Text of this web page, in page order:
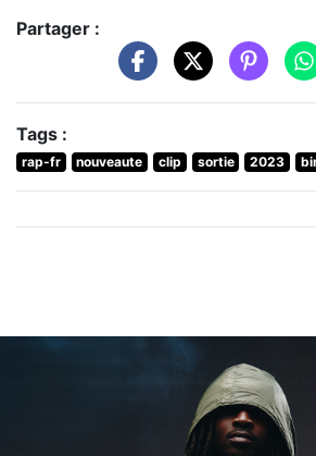
Partager :
Tags :
rap-fr nouveaute clip sortie 2023